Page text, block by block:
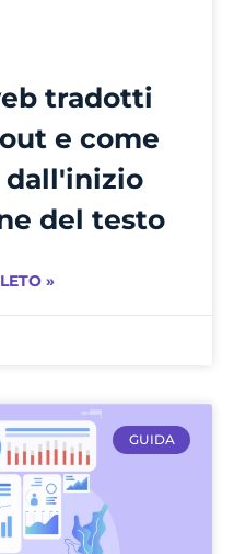
tradotti
e come
del testo
»
GUIDA